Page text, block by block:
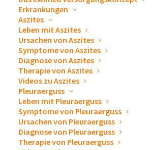
Erkrankungen
Aszites
Leben mit Aszites
Ursachen von Aszites
Symptome von Aszites
Diagnose von Aszites
Therapie von Aszites
Videos zu Aszites
Pleuraerguss
Leben mit Pleuraerguss
Symptome von Pleuraerguss
Ursachen von Pleuraerguss
Diagnose von Pleuraerguss
Therapie von Pleuraerguss
ewimed
Tullnerbachstraße 92a
3011 Neu-Purkersdorf
vertreten durch: